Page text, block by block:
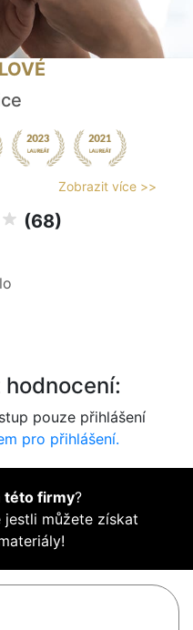
Zobrazit více >>
(68)
pouze přihlášení
pro přihlášení.
této firmy?
jestli můžete získat